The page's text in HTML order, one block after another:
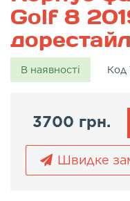
Golf 8
В наявності Код
3700 грн.
Швидке